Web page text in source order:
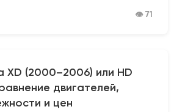
👁 71
XD (2000–2006) или HD
двигателей,
и цен